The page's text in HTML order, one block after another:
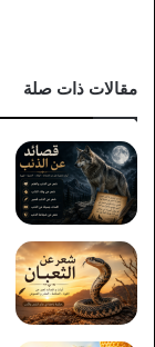
مقالات ذات صلة